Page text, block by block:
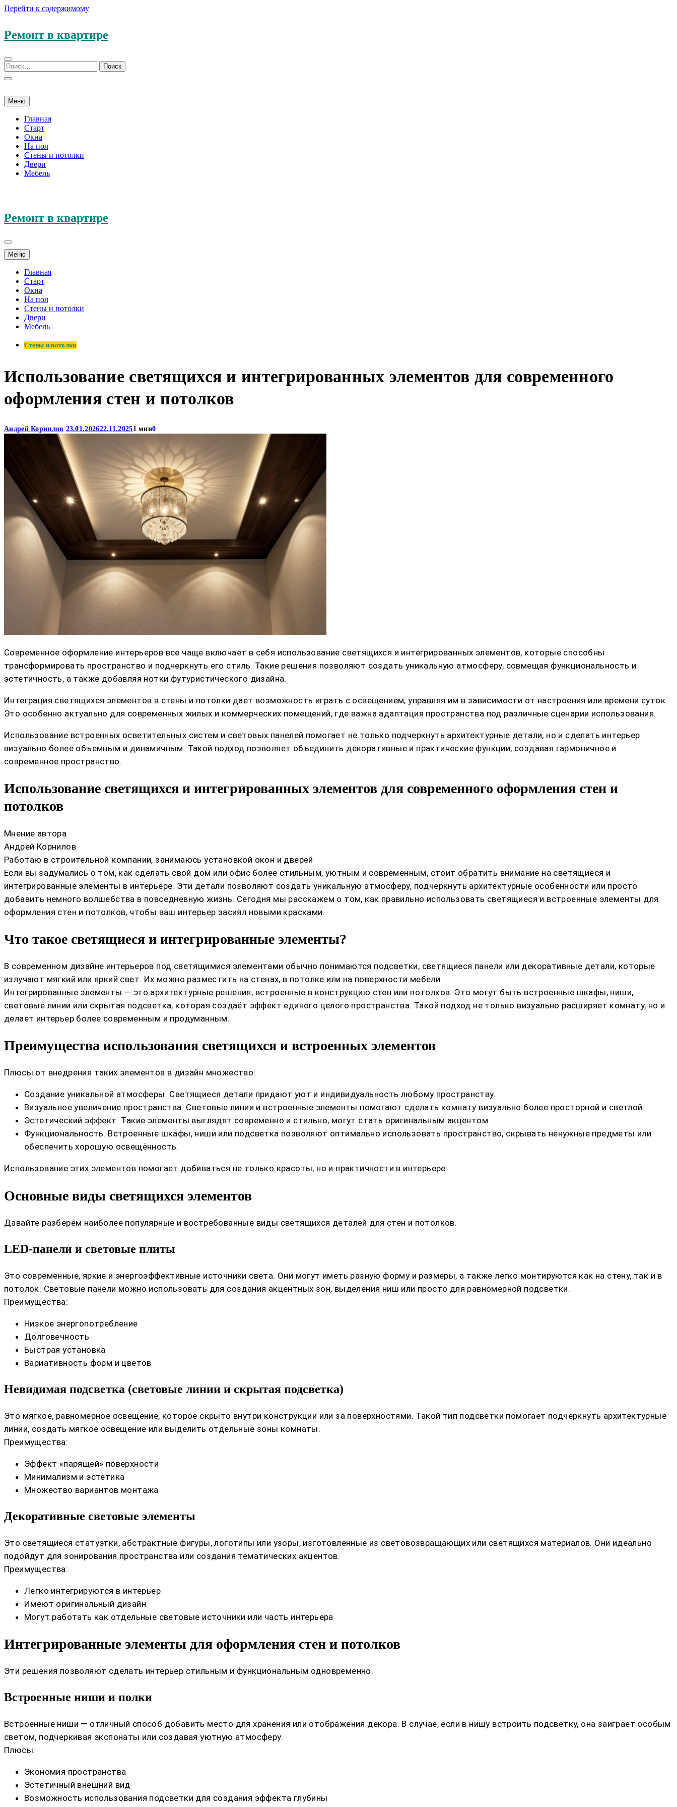
Перейти к содержимому
Ремонт в квартире
Меню
Главная
Старт
Окна
На пол
Стены и потолки
Двери
Мебель
Ремонт в квартире
Меню
Главная
Старт
Окна
На пол
Стены и потолки
Двери
Мебель
Стены и потолки
Использование светящихся и интегрированных элементов для современного
оформления стен и потолков
Андрей Корнилов 23.01.202622.11.20251 мин0
Современное оформление интерьеров все чаще включает в себя использование светящихся и интегрированных элементов, которые способны
трансформировать пространство и подчеркнуть его стиль. Такие решения позволяют создать уникальную атмосферу, совмещая функциональность и
эстетичность, а также добавляя нотки футуристического дизайна.
Интеграция светящихся элементов в стены и потолки дает возможность играть с освещением, управляя им в зависимости от настроения или времени суток.
Это особенно актуально для современных жилых и коммерческих помещений, где важна адаптация пространства под различные сценарии использования.
Использование встроенных осветительных систем и световых панелей помогает не только подчеркнуть архитектурные детали, но и сделать интерьер
визуально более объемным и динамичным. Такой подход позволяет объединить декоративные и практические функции, создавая гармоничное и
современное пространство.
Использование светящихся и интегрированных элементов для современного оформления стен и
потолков
Мнение автора
Андрей Корнилов
Работаю в строительной компании, занимаюсь установкой окон и дверей
Если вы задумались о том, как сделать свой дом или офис более стильным, уютным и современным, стоит обратить внимание на светящиеся и
интегрированные элементы в интерьере. Эти детали позволяют создать уникальную атмосферу, подчеркнуть архитектурные особенности или просто
добавить немного волшебства в повседневную жизнь. Сегодня мы расскажем о том, как правильно использовать светящиеся и встроенные элементы для
оформления стен и потолков, чтобы ваш интерьер засиял новыми красками.
Что такое светящиеся и интегрированные элементы?
В современном дизайне интерьеров под светящимися элементами обычно понимаются подсветки, светящиеся панели или декоративные детали, которые
излучают мягкий или яркий свет. Их можно разместить на стенах, в потолке или на поверхности мебели.
Интегрированные элементы — это архитектурные решения, встроенные в конструкцию стен или потолков. Это могут быть встроенные шкафы, ниши,
световые линии или скрытая подсветка, которая создаёт эффект единого целого пространства. Такой подход не только визуально расширяет комнату, но и
делает интерьер более современным и продуманным.
Преимущества использования светящихся и встроенных элементов
Плюсы от внедрения таких элементов в дизайн множество:
Создание уникальной атмосферы. Светящиеся детали придают уют и индивидуальность любому пространству.
Визуальное увеличение пространства. Световые линии и встроенные элементы помогают сделать комнату визуально более просторной и светлой.
Эстетический эффект. Такие элементы выглядят современно и стильно, могут стать оригинальным акцентом.
Функциональность. Встроенные шкафы, ниши или подсветка позволяют оптимально использовать пространство, скрывать ненужные предметы или
обеспечить хорошую освещённость.
Использование этих элементов помогает добиваться не только красоты, но и практичности в интерьере.
Основные виды светящихся элементов
Давайте разберём наиболее популярные и востребованные виды светящихся деталей для стен и потолков.
LED-панели и световые плиты
Это современные, яркие и энергоэффективные источники света. Они могут иметь разную форму и размеры, а также легко монтируются как на стену, так и в
потолок. Световые панели можно использовать для создания акцентных зон, выделения ниш или просто для равномерной подсветки.
Преимущества:
Низкое энергопотребление
Долговечность
Быстрая установка
Вариативность форм и цветов
Невидимая подсветка (световые линии и скрытая подсветка)
Это мягкое, равномерное освещение, которое скрыто внутри конструкции или за поверхностями. Такой тип подсветки помогает подчеркнуть архитектурные
линии, создать мягкое освещение или выделить отдельные зоны комнаты.
Преимущества:
Эффект «парящей» поверхности
Минимализм и эстетика
Множество вариантов монтажа
Декоративные световые элементы
Это светящиеся статуэтки, абстрактные фигуры, логотипы или узоры, изготовленные из световозвращающих или светящихся материалов. Они идеально
подойдут для зонирования пространства или создания тематических акцентов.
Преимущества:
Легко интегрируются в интерьер
Имеют оригинальный дизайн
Могут работать как отдельные световые источники или часть интерьера
Интегрированные элементы для оформления стен и потолков
Эти решения позволяют сделать интерьер стильным и функциональным одновременно.
Встроенные ниши и полки
Встроенные ниши — отличный способ добавить место для хранения или отображения декора. В случае, если в нишу встроить подсветку, она заиграет особым
светом, подчеркивая экспонаты или создавая уютную атмосферу.
Плюсы:
Экономия пространства
Эстетичный внешний вид
Возможность использования подсветки для создания эффекта глубины